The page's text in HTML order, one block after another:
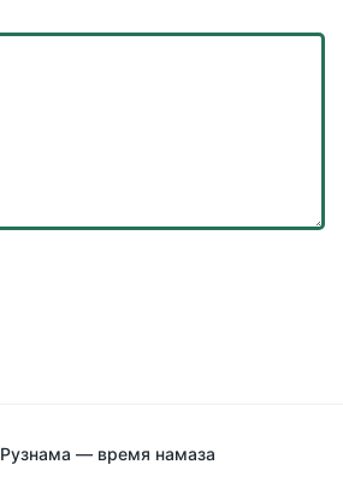
Рузнама — время намаза